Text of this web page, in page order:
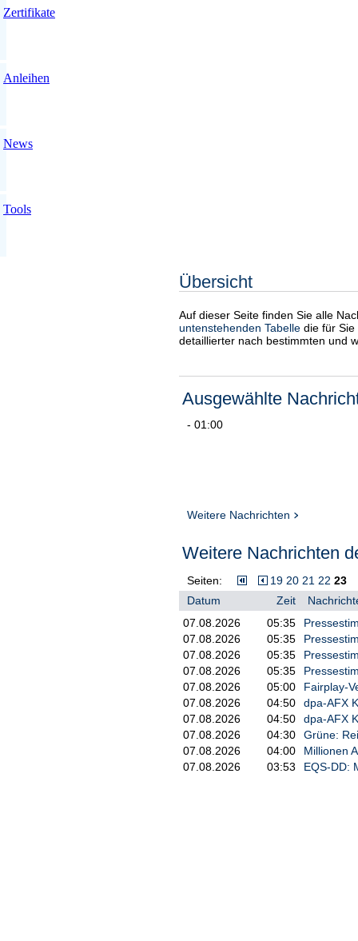
Zertifikate
Anleihen
News
Tools
Übersicht
Auf dieser Seite finden Sie alle
untenstehenden Tabelle die für
detaillierter nach bestimmten und
Ausgewählte
- 01:00
Weitere Nachrichten
Weitere Nachrichten
Seiten: 19 20 21 22 23
Datum
Zeit
07.08.2026
05:35
07.08.2026
05:35
07.08.2026
05:35
07.08.2026
05:35
07.08.2026
05:00
Fairplay-
07.08.2026
04:50
dpa-AFX
07.08.2026
04:50
dpa-AFX
07.08.2026
04:30
Grüne:
07.08.2026
04:00
Millionen
07.08.2026
03:53 EQS-DD: